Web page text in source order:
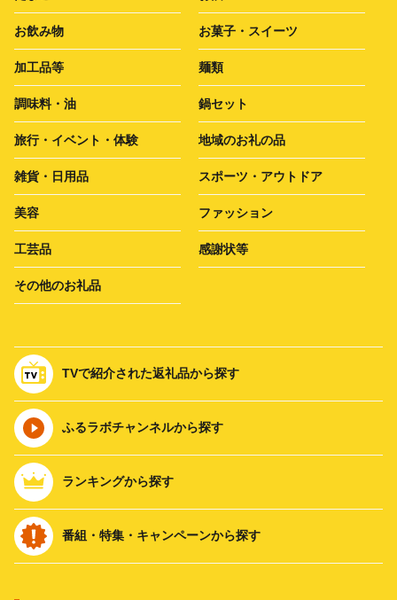
お飲み物 お菓子・スイーツ
加工品等 麺類
調味料・油 鍋セット
旅行・イベント・体験 地域のお礼の品
雑貨・日用品 スポーツ・アウトドア
美容 ファッション
工芸品 感謝状等
その他のお礼品
TVで紹介された返礼品から探す
ふるラボチャンネルから探す
ランキングから探す
番組・特集・キャンペーンから探す